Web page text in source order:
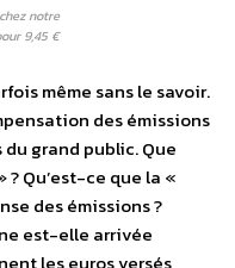
notre
9,45 €
même sans le savoir.
des émissions
grand public. Que
Qu’est-ce que la «
des émissions ?
est-elle arrivée